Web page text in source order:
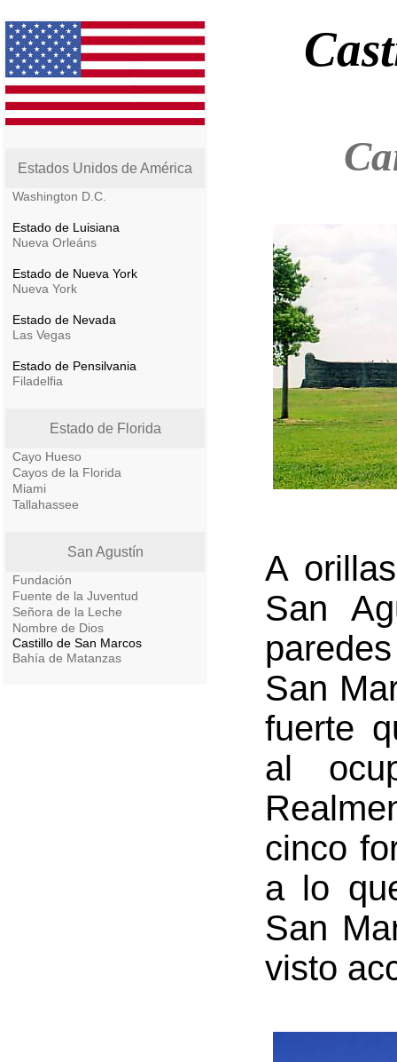
Estados Unidos de América
Washington D.C.
Estado de Luisiana
Nueva Orleáns
Estado de Nueva York
Nueva York
Estado de Nevada
Las Vegas
Estado de Pensilvania
Filadelfia
Estado de Florida
Cayo Hueso
Cayos de la Florida
Miami
Tallahassee
San Agustín
Fundación
Fuente de la Juventud
Señora de la Leche
Nombre de Dios
Castillo de San Marcos
Bahía de Matanzas
A
San
San
fuerte
al
cinco
a lo
San
visto